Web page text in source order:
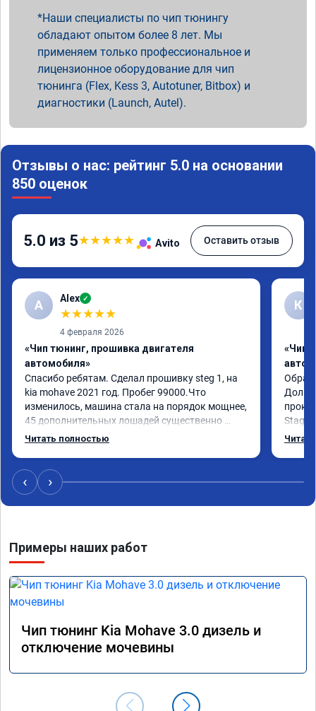
Наши специалисты по чип тюнингу
обладают опытом более 8 лет. Мы
применяем только профессиональное и
лицензионное оборудование для чип
тюнинга (Flex, Kess 3, Autotuner, Bitbox) и
диагностики (Launch, Autel).
Отзывы о нас: рейтинг 5.0 на основании
850 оценок
5.0 из 5★★★★★ Avito Оставить отзыв
A Alex ✓
★★★★★
4 февраля 2026
«Чип тюнинг, прошивка двигателя
автомобиля»
Спасибо ребятам. Сделал прошивку steg 1, на
kia mohave 2021 год. Пробег 99000.Что
изменилось, машина стала на порядок мощнее,
45 дополнительных лошадей существенно
чувствуется и соответственно крутящего
12-12.5. Коробка перестала подпинывать при
наборе скорости. Педаль газа более
отзывчевее. В целом, я очень доволен.!
Читать полностью
К
«Чип
Долго
Stage
с
‹ ›
Примеры наших работ
Чип тюнинг Kia Mohave 3.0 дизель и
отключение мочевины